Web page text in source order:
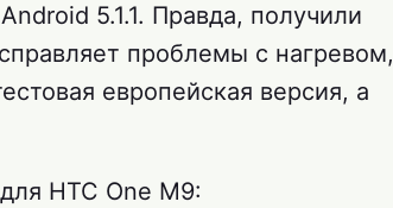
5.1.1. Правда, получили
проблемы с нагревом,
европейская версия, а
HTC One M9: